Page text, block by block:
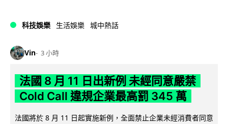
科技娛樂 生活娛樂 城中熱話
Vin 3 小時
法國 8 月 11 日出新例 未經同意嚴禁
Cold Call 違規企業最高罰 345 萬
法國將於 8 月 11 日起實施新例，全面禁止企業未經消費者同意